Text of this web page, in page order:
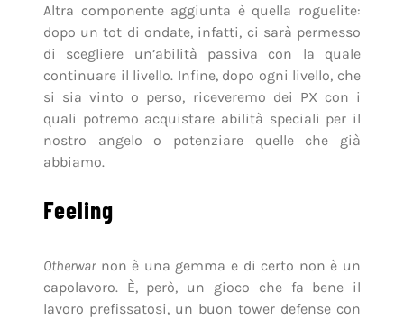
Altra componente aggiunta è quella roguelite:
dopo un tot di ondate, infatti, ci sarà permesso
di scegliere un’abilità passiva con la quale
continuare il livello. Infine, dopo ogni livello, che
si sia vinto o perso, riceveremo dei PX con i
quali potremo acquistare abilità speciali per il
nostro angelo o potenziare quelle che già
abbiamo.
Feeling
Otherwarnon è una gemma e di certo non è un
capolavoro. È, però, un gioco che fa bene il
lavoro prefissatosi, un buon tower defense con